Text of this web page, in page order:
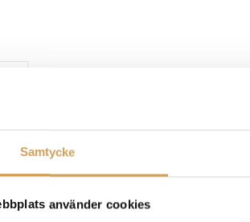
Samtycke
använder cookies